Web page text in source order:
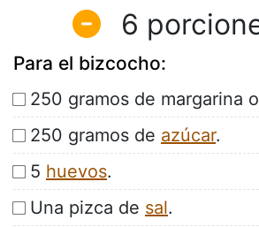
6
Para el bizcocho:
250 gramos de margarina o
250 gramos de azúcar.
5 huevos.
Una pizca de sal.